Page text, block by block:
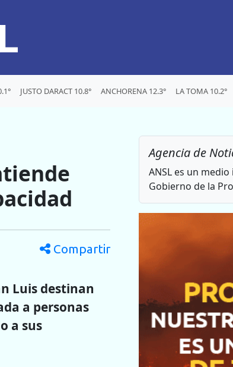
JUSTO DARACT 10.8° ANCHORENA 12.3° LA TOMA 10.2°
Compartir
Luis destinan
a personas
a sus
Agencia de
ANSL es un
Gobierno de la